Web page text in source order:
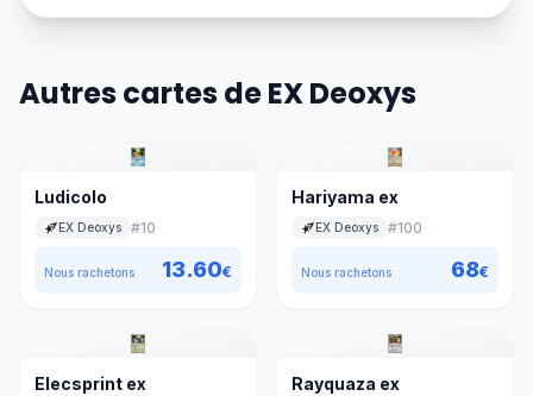
Autres cartes de EX Deoxys
Ludicolo
EX Deoxys #10
Nous rachetons 13.60€
Hariyama ex
EX Deoxys #100
Nous rachetons 68€
Elecsprint ex Rayquaza ex